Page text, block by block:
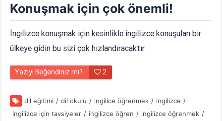
Konuşmak için çok önemli!
İngilizce konuşmak için kesinlikle ingilizce konuşulan bir
ülkeye gidin bu sizi çok hızlandıracaktır.
Yazıyı Beğendiniz mi? 2
dil eğitimi / dil okulu / ingilice öğrenmek / ingilizce /
ingilizce için tavsiyeler / ingilizce öğren / ingilizce öğrenmek /